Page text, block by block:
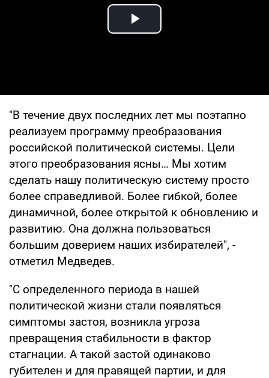
Play Video
"В течение двух последних лет мы поэтапно
реализуем программу преобразования
российской политической системы. Цели
этого преобразования ясны… Мы хотим
сделать нашу политическую систему просто
более справедливой. Более гибкой, более
динамичной, более открытой к обновлению и
развитию. Она должна пользоваться
большим доверием наших избирателей", -
отметил Медведев.
"С определенного периода в нашей
политической жизни стали появляться
симптомы застоя, возникла угроза
превращения стабильности в фактор
стагнации. А такой застой одинаково
губителен и для правящей партии, и для